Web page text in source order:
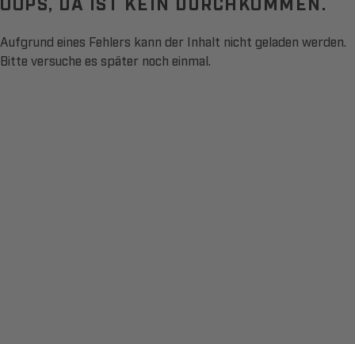
Aufgrund eines Fehlers kann der Inhalt nicht geladen werden.
Bitte versuche es später noch einmal.